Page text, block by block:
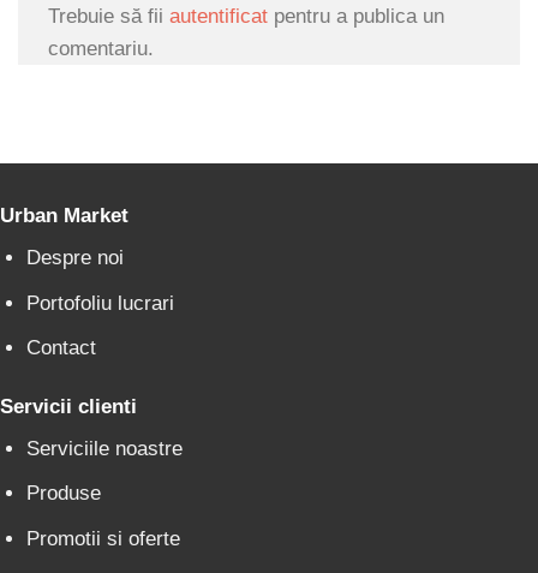
Trebuie să fii autentificat pentru a publica un
comentariu.
Urban Market
Despre noi
Portofoliu lucrari
Contact
Servicii clienti
Serviciile noastre
Produse
Promotii si oferte